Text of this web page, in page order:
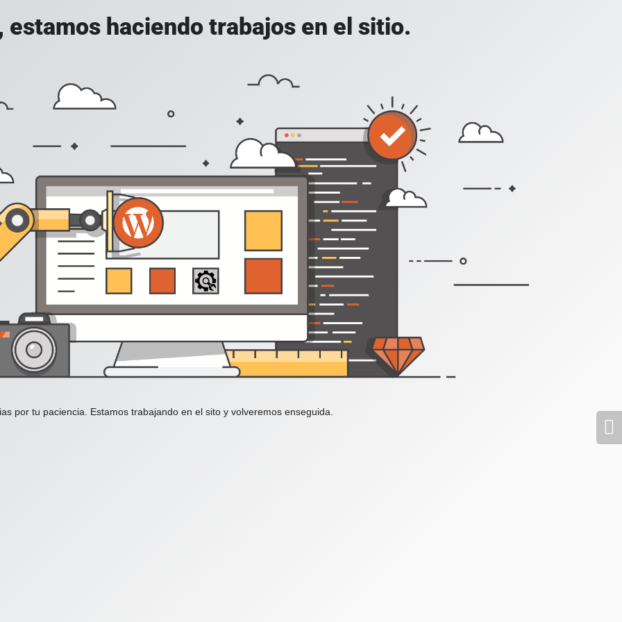
estamos haciendo trabajos en el sitio.
por tu paciencia. Estamos trabajando en el sito y volveremos enseguida.